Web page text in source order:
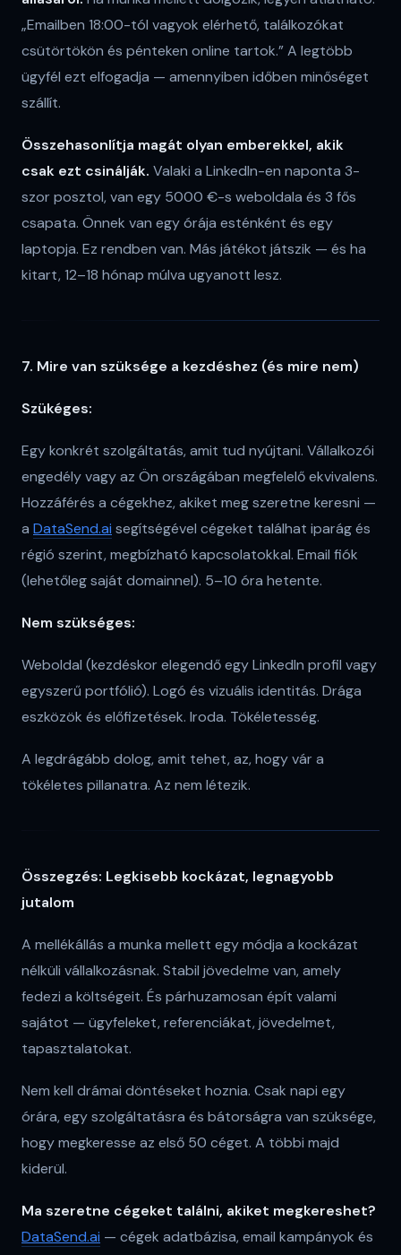
„Emailben 18:00-tól vagyok elérhető, találkozókat
csütörtökön és pénteken online tartok.” A legtöbb
ügyfél ezt elfogadja — amennyiben időben minőséget
szállít.
Összehasonlítja magát olyan emberekkel, akik
csak ezt csinálják. Valaki a LinkedIn-en naponta 3-
szor posztol, van egy 5000 €-s weboldala és 3 fős
csapata. Önnek van egy órája esténként és egy
laptopja. Ez rendben van. Más játékot játszik — és ha
kitart, 12–18 hónap múlva ugyanott lesz.
7. Mire van szüksége a kezdéshez (és mire nem)
Szükéges:
Egy konkrét szolgáltatás, amit tud nyújtani. Vállalkozói
engedély vagy az Ön országában megfelelő ekvivalens.
Hozzáférés a cégekhez, akiket meg szeretne keresni —
a DataSend.ai segítségével cégeket találhat iparág és
régió szerint, megbízható kapcsolatokkal. Email fiók
(lehetőleg saját domainnel). 5–10 óra hetente.
Nem szükséges:
Weboldal (kezdéskor elegendő egy LinkedIn profil vagy
egyszerű portfólió). Logó és vizuális identitás. Drága
eszközök és előfizetések. Iroda. Tökéletesség.
A legdrágább dolog, amit tehet, az, hogy vár a
tökéletes pillanatra. Az nem létezik.
Összegzés: Legkisebb kockázat, legnagyobb
jutalom
A mellékállás a munka mellett egy módja a kockázat
nélküli vállalkozásnak. Stabil jövedelme van, amely
fedezi a költségeit. És párhuzamosan épít valami
sajátot — ügyfeleket, referenciákat, jövedelmet,
tapasztalatokat.
Nem kell drámai döntéseket hoznia. Csak napi egy
órára, egy szolgáltatásra és bátorságra van szüksége,
hogy megkeresse az első 50 céget. A többi majd
kiderül.
Ma szeretne cégeket találni, akiket megkereshet?
DataSend.ai — cégek adatbázisa, email kampányok és